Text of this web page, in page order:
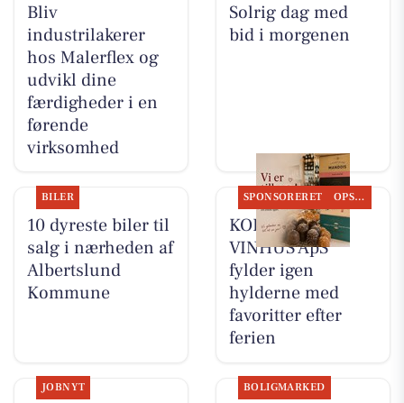
Bliv
industrilakerer
hos Malerflex og
udvikl dine
færdigheder i en
førende
virksomhed
Solrig dag med
bid i morgenen
BILER
10 dyreste biler til
salg i nærheden af
Albertslund
Kommune
SPONSORERET OPSLAGSTAVLEN
KOKKENS
VINHUS ApS
fylder igen
hylderne med
favoritter efter
ferien
JOBNYT BOLIGMARKED